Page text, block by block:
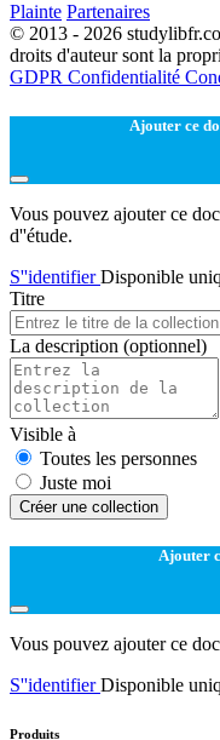
Plainte Partenaires
© 2013 - 2026
droits d'auteur sont la
GDPR Confidentialité
Ajouter ce
Vous pouvez ajouter ce
d''étude.
S''identifierDisponible
Titre
La description (optionnel)
Visible à
Toutes les personnes
Juste moi
Créer une collection
Ajouter
Vous pouvez ajouter ce
S''identifierDisponible
Produits